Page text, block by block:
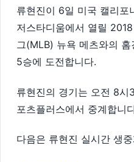
류현진이 6일 미국 캘리포
저스타디움에서 열릴
그(MLB) 뉴욕 메츠와의
5승에 도전합니다.
류현진의 경기는 오전 8시
포츠플러스에서 중계합니
다음은 류현진 실시간 생